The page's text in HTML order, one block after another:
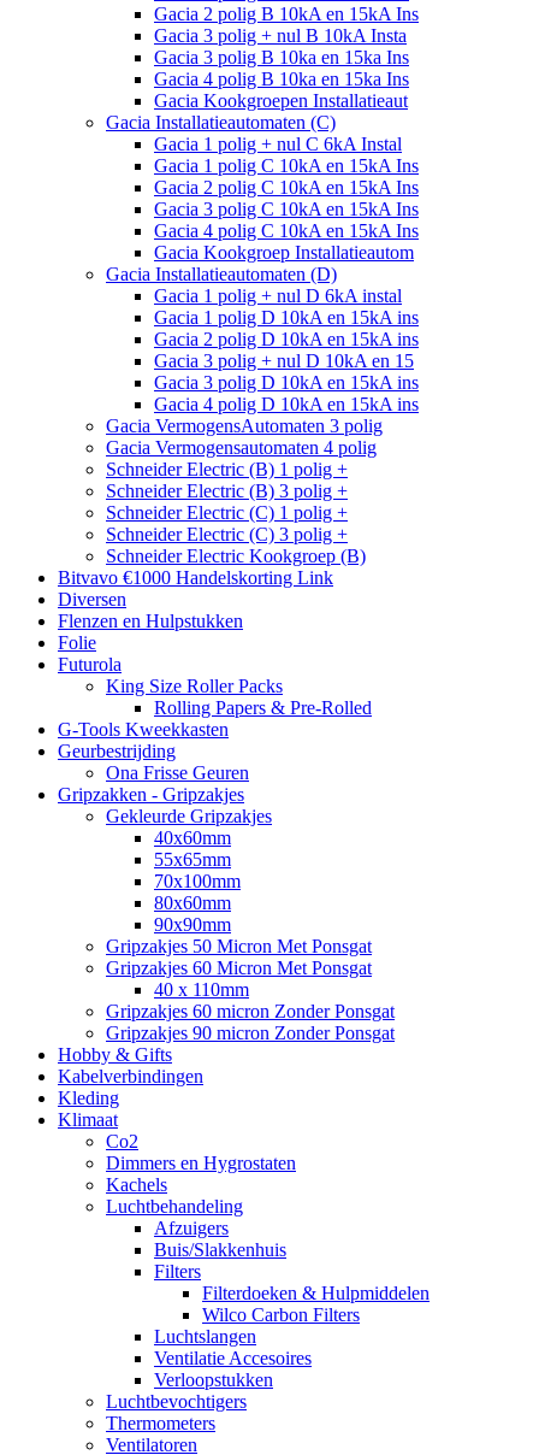
Gacia 2 polig B 10kA en 15kA Ins
Gacia 3 polig + nul B 10kA Insta
Gacia 3 polig B 10ka en 15ka Ins
Gacia 4 polig B 10ka en 15ka Ins
Gacia Kookgroepen Installatieaut
Gacia Installatieautomaten (C)
Gacia 1 polig + nul C 6kA Instal
Gacia 1 polig C 10kA en 15kA Ins
Gacia 2 polig C 10kA en 15kA Ins
Gacia 3 polig C 10kA en 15kA Ins
Gacia 4 polig C 10kA en 15kA Ins
Gacia Kookgroep Installatieautom
Gacia Installatieautomaten (D)
Gacia 1 polig + nul D 6kA instal
Gacia 1 polig D 10kA en 15kA ins
Gacia 2 polig D 10kA en 15kA ins
Gacia 3 polig + nul D 10kA en 15
Gacia 3 polig D 10kA en 15kA ins
Gacia 4 polig D 10kA en 15kA ins
Gacia VermogensAutomaten 3 polig
Gacia Vermogensautomaten 4 polig
Schneider Electric (B) 1 polig +
Schneider Electric (B) 3 polig +
Schneider Electric (C) 1 polig +
Schneider Electric (C) 3 polig +
Schneider Electric Kookgroep (B)
Bitvavo €1000 Handelskorting Link
Diversen
Flenzen en Hulpstukken
Folie
Futurola
King Size Roller Packs
Rolling Papers & Pre-Rolled
G-Tools Kweekkasten
Geurbestrijding
Ona Frisse Geuren
Gripzakken - Gripzakjes
Gekleurde Gripzakjes
40x60mm
55x65mm
70x100mm
80x60mm
90x90mm
Gripzakjes 50 Micron Met Ponsgat
Gripzakjes 60 Micron Met Ponsgat
40 x 110mm
Gripzakjes 60 micron Zonder Ponsgat
Gripzakjes 90 micron Zonder Ponsgat
Hobby & Gifts
Kabelverbindingen
Kleding
Klimaat
Co2
Dimmers en Hygrostaten
Kachels
Luchtbehandeling
Afzuigers
Buis/Slakkenhuis
Filters
Filterdoeken & Hulpmiddelen
Wilco Carbon Filters
Luchtslangen
Ventilatie Accesoires
Verloopstukken
Luchtbevochtigers
Thermometers
Ventilatoren